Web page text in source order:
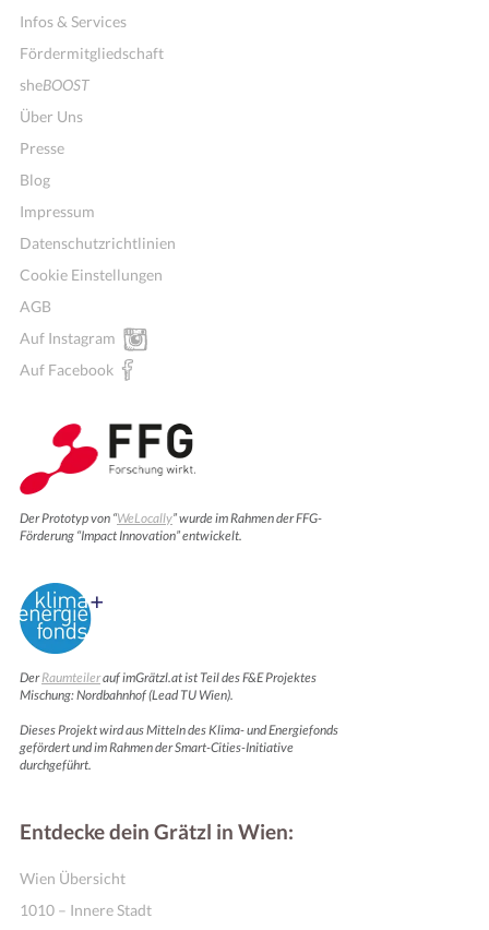
Infos & Services
Fördermitgliedschaft
sheBOOST
Über Uns
Presse
Blog
Impressum
Datenschutzrichtlinien
Cookie Einstellungen
AGB
Auf Instagram
Auf Facebook
Der Prototyp von “WeLocally” wurde im Rahmen der FFG-
Förderung “Impact Innovation” entwickelt.
DerRaumteilerauf imGrätzl.at ist Teil des F&E Projektes
Mischung: Nordbahnhof (Lead TU Wien).
Dieses Projekt wird aus Mitteln des Klima- und Energiefonds
gefördert und im Rahmen der Smart-Cities-Initiative
durchgeführt.
Entdecke dein Grätzl in Wien:
Wien Übersicht
1010 – Innere Stadt